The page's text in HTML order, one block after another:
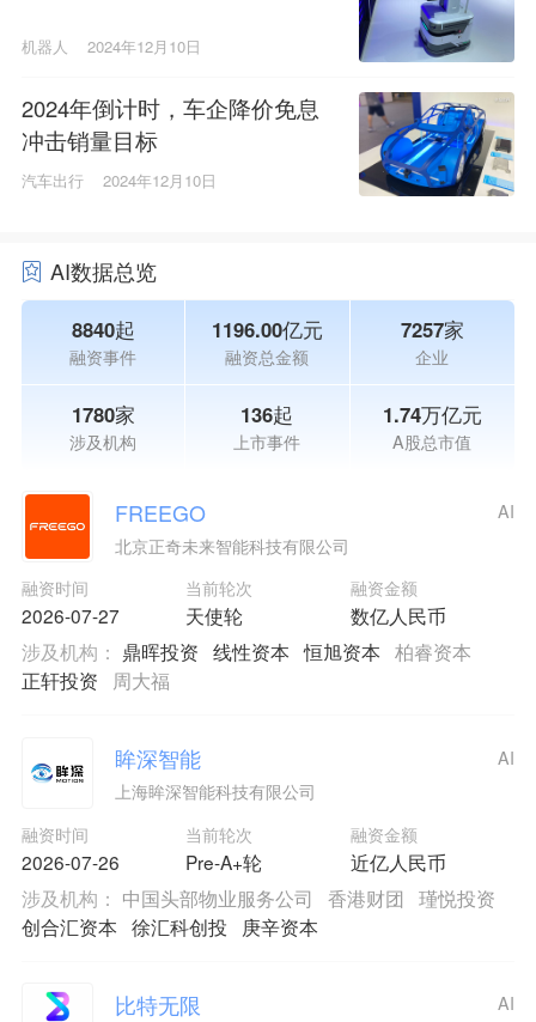
机器人 2024年12月10日
2024年倒计时，车企降价免息
冲击销量目标
汽车出行 2024年12月10日
AI数据总览
8840起
融资事件
1196.00亿元
融资总金额
7257家
企业
1780家
涉及机构
136起
上市事件
1.74万亿元
A股总市值
FREEGO
北京正奇未来智能科技有限公司
融资时间
2026-07-27
当前轮次
天使轮
融资金额
数亿人民币
AI
涉及机构： 鼎晖投资 线性资本 恒旭资本 柏睿资本
正轩投资
周大福
眸深智能
上海眸深智能科技有限公司
融资时间
2026-07-26
当前轮次
Pre-A+轮
融资金额
近亿人民币
AI
涉及机构： 中国头部物业服务公司 香港财团
瑾悦投资
创合汇资本 徐汇科创投 庚辛资本
比特无限 AI